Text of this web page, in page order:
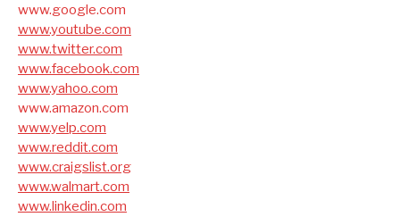
www.google.com
www.youtube.com
www.twitter.com
www.facebook.com
www.yahoo.com
www.amazon.com
www.yelp.com
www.reddit.com
www.craigslist.org
www.walmart.com
www.linkedin.com